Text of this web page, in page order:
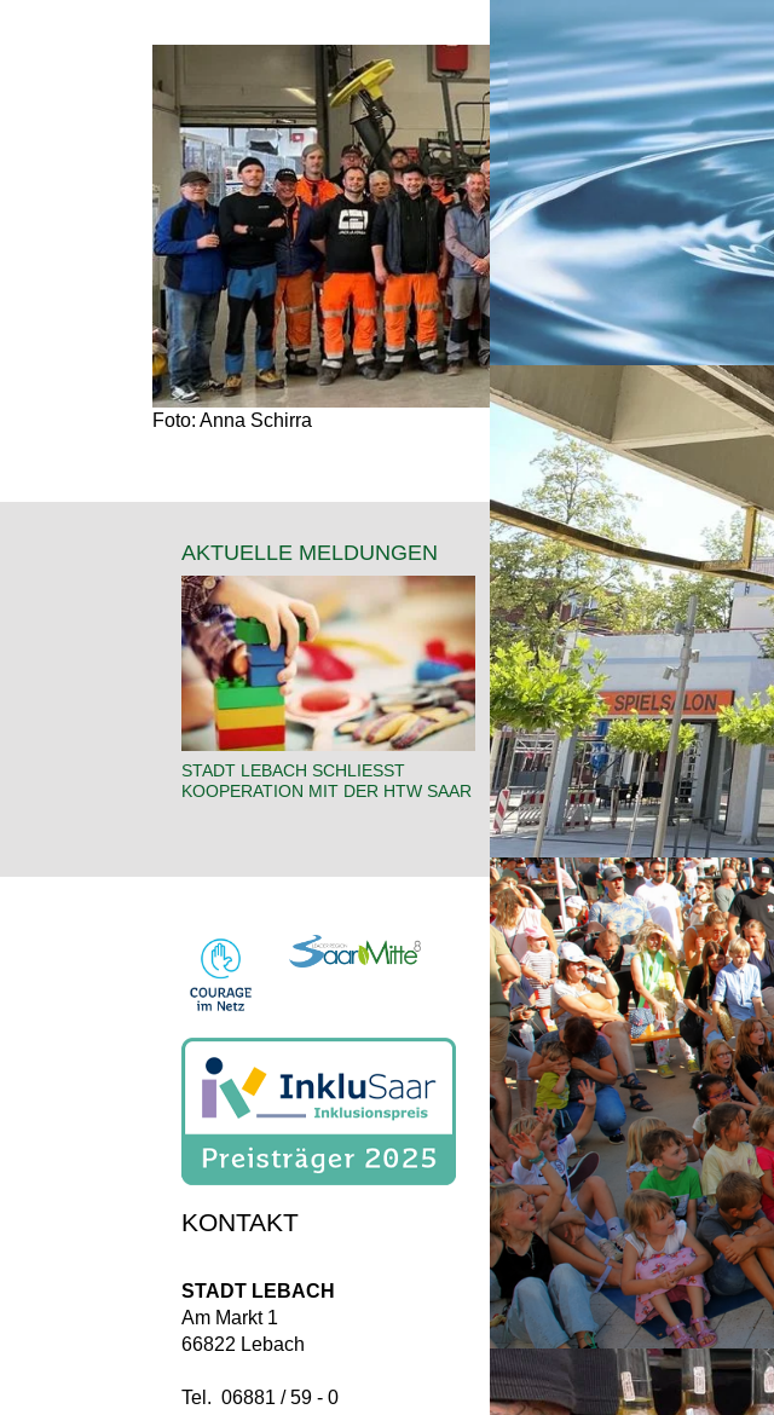
Foto: Anna Schirra
AKTUELLE MELDUNGEN
STADT LEBACH SCHLIESST K
OOPERATION MIT DER HTW SAAR
HAUS- UND STRASSENSAMMLUNG
KONTAKT
STADT LEBACH
Am Markt 1
66822 Lebach
Tel. 06881 / 59 - 0
ÖFFNUNGSZEITEN
RATHAUS
Montag bis Dienstag:
08:00 - 12:00 Uhr und
14:00 - 16:00 Uhr
Mittwoch:
08:00 - 12:00 Uhr
Donnerstag:
08:00 - 12:00 Uhr und
14:00 - 18:00 Uhr
Freitag:
08:00 - 12:00 Uhr
Die gesonderten